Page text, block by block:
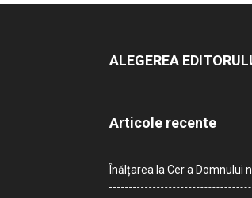
ALEGEREA
Articole recente
Înălțarea la Cer a Domnului